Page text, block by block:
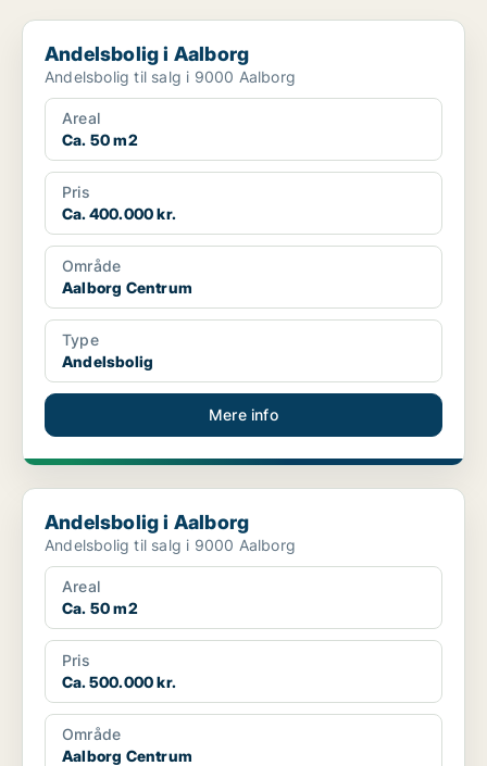
Andelsbolig i Aalborg
Andelsbolig i Aalborg
Andelsbolig til salg i 9000 Aalborg
Areal
Ca. 50 m2
Pris
Ca. 400.000 kr.
Område
Aalborg Centrum
Type
Andelsbolig
Mere info
Andelsbolig i Aalborg
Andelsbolig i Aalborg
Andelsbolig til salg i 9000 Aalborg
Areal
Ca. 50 m2
Pris
Ca. 500.000 kr.
Område
Aalborg Centrum